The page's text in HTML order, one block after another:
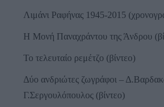
Λιμάνι Ραφήνας 1945-2015
Η Μονή Παναχράντου της Άνδρου
Το τελευταίο ρεμέτζο (βίντεο)
Δύο ανδριώτες ζωγράφοι –
Γ.Σεργουλόπουλος (βίντεο)